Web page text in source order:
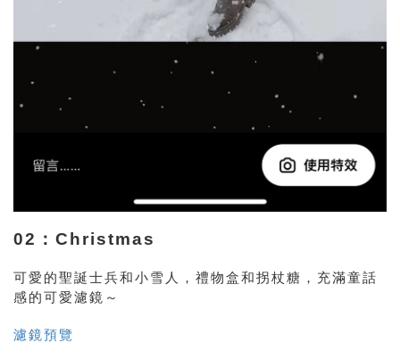
02：Christmas
可愛的聖誕士兵和小雪人，禮物盒和拐杖糖，充滿童話
感的可愛濾鏡～
濾鏡預覽